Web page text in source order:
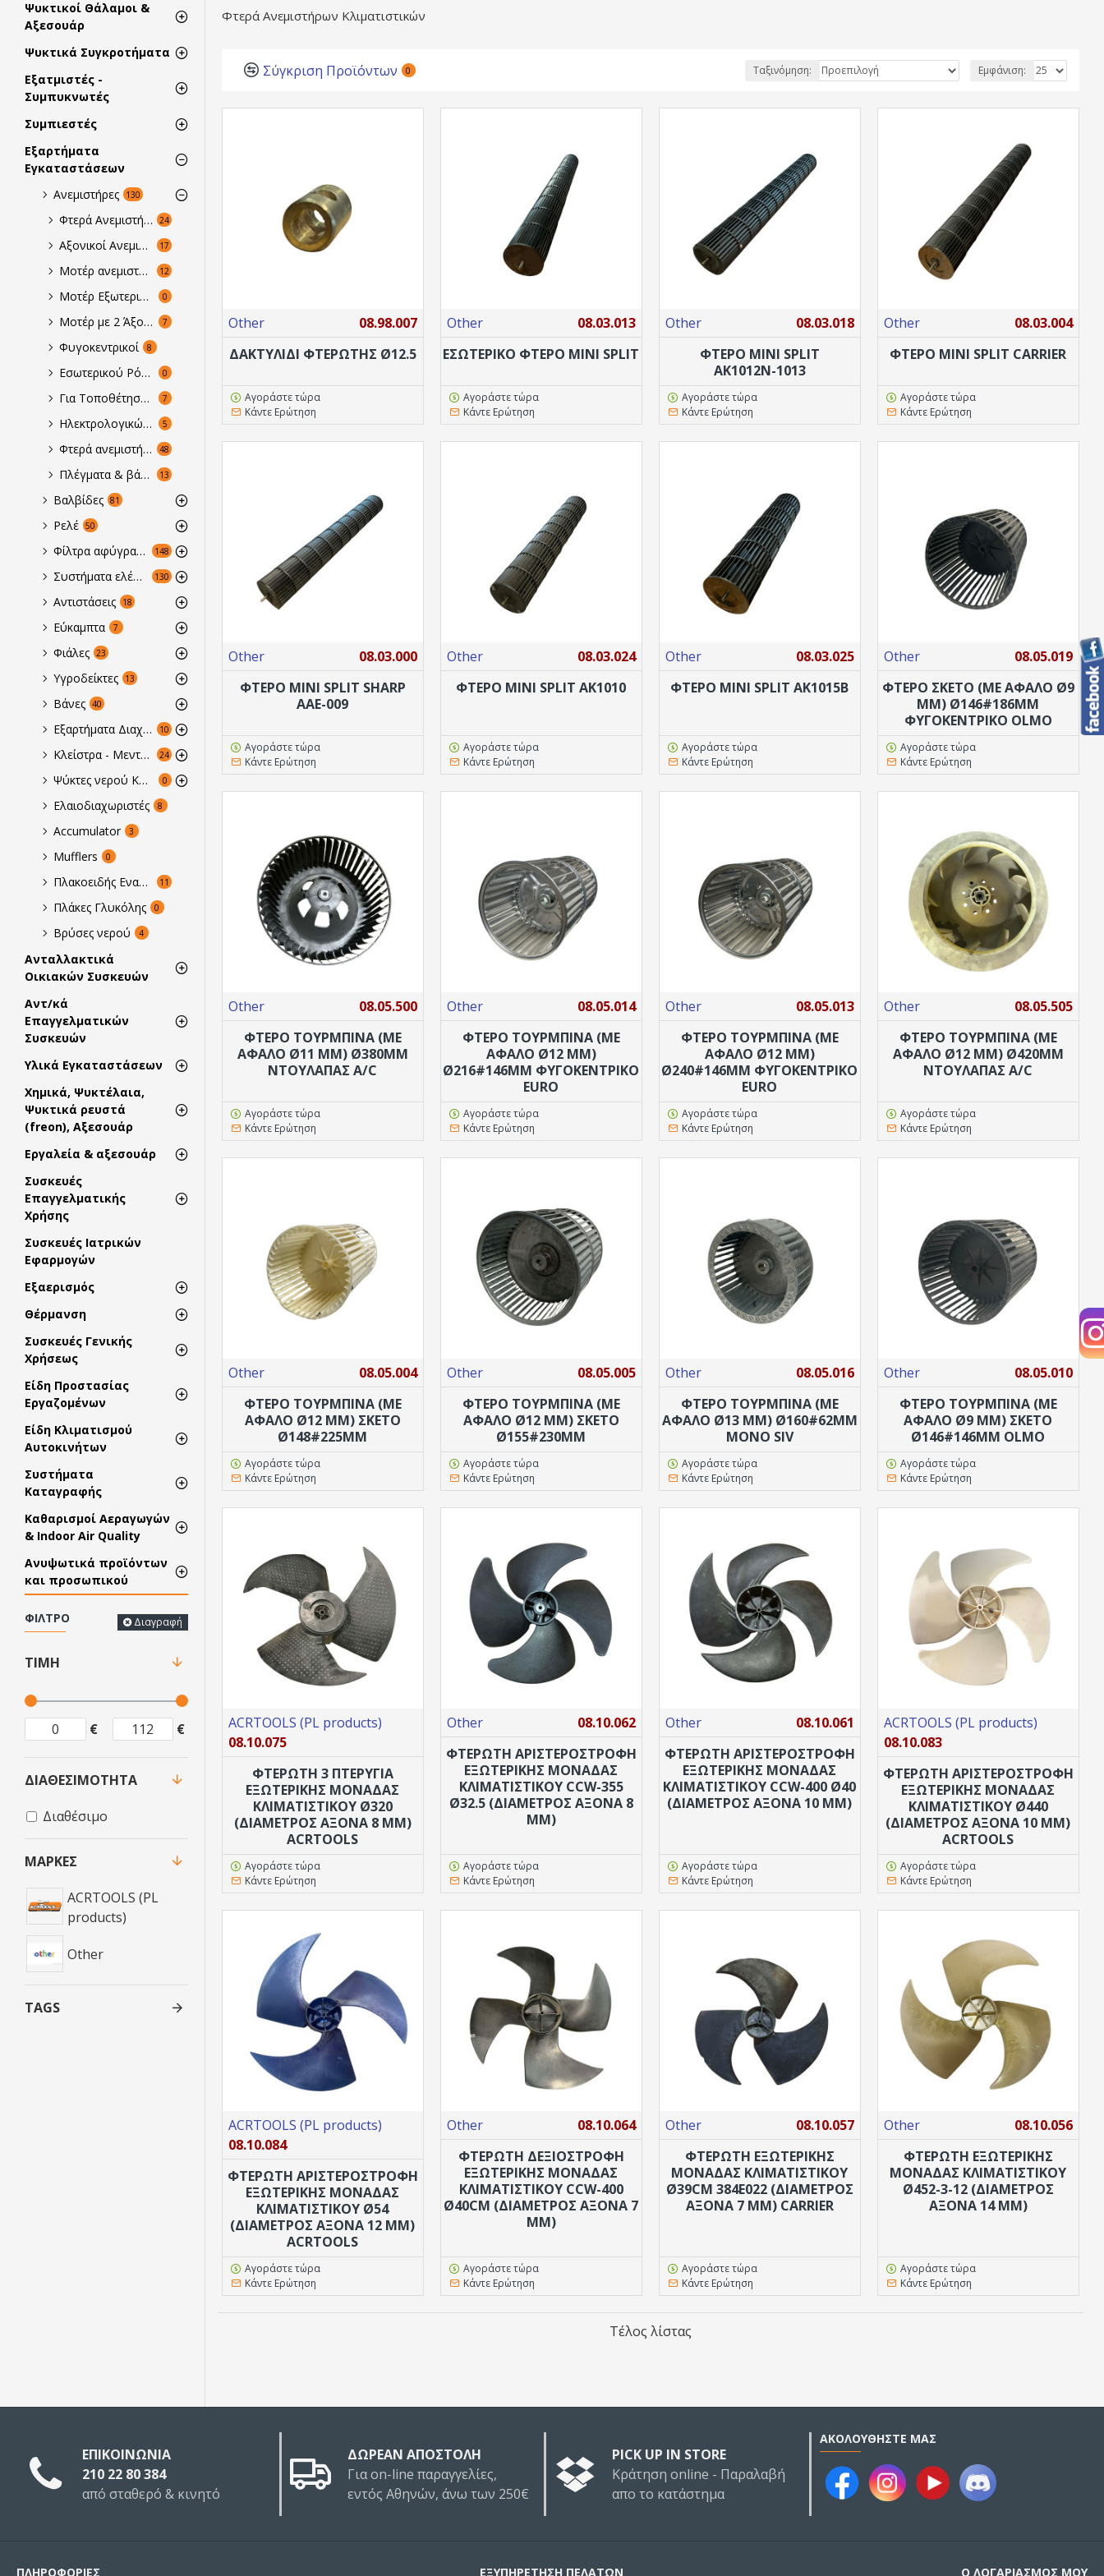
Ψυκτικοί Θάλαμοι &
Αξεσουάρ
Ψυκτικά Συγκροτήματα
Εξατμιστές -
Συμπυκνωτές
Συμπιεστές
Εξαρτήματα
Εγκαταστάσεων
Ανεμιστήρες
130
Φτερά Ανεμιστήρων Κλιματιστικών 24
Αξονικοί Ανεμιστήρες Εξωτερικού Ρότορος 17
Μοτέρ ανεμιστήρων ψύξης 12
Μοτέρ Εξωτερικών Μονάδων Κλιματισμού 0
Μοτέρ με 2 Άξονες Για Κλιματισμό & Εξαερισμό 7
Φυγοκεντρικοί 8
Εσωτερικού Ρότορος 0
Για Τοποθέτηση Σε Περιορισμένο Χώρο 7
Ηλεκτρολογικών πινάκων & computer room 5
Φτερά ανεμιστήρων ψύξης 48
Πλέγματα & βάσεις ανεμιστήρων ψύξης 13
Βαλβίδες 81
Ρελέ 50
Φίλτρα αφύγρανσης 148
Συστήματα ελέγχου λειτουργίας ... 130
Αντιστάσεις 18
Εύκαμπτα 7
Φιάλες 23
Υγροδείκτες 13
Βάνες 40
Εξαρτήματα Διαχείρισης Λαδιού Ψυκτικών Μονάδων 10
Κλείστρα - Μεντεσέδες 24
Ψύκτες νερού Καζανάκια 0
Ελαιοδιαχωριστές 8
Accumulator 3
Mufflers 0
Πλακοειδής Εναλλάκτες 11
Πλάκες Γλυκόλης 0
Βρύσες νερού 4
Ανταλλακτικά
Οικιακών Συσκευών
Αντ/κά
Επαγγελματικών
Συσκευών
Υλικά Εγκαταστάσεων
Χημικά, Ψυκτέλαια,
Ψυκτικά ρευστά
(freon), Αξεσουάρ
Εργαλεία & αξεσουάρ
Συσκευές
Επαγγελματικής
Χρήσης
Συσκευές Ιατρικών
Εφαρμογών
Εξαερισμός
Θέρμανση
Συσκευές Γενικής
Χρήσεως
Είδη Προστασίας
Εργαζομένων
Είδη Κλιματισμού
Αυτοκινήτων
Συστήματα
Καταγραφής
Καθαρισμοί Αεραγωγών
& Indoor Air Quality
Ανυψωτικά προϊόντων
και προσωπικού
ΦΊΛΤΡΟ Διαγραφή
ΤΙΜΉ
€ €
ΜΆΡΚΕΣ
ACRTOOLS (PL
products)
Other
TAGS
ΔΙΑΘΕΣΙΜΌΤΗΤΑ
Διαθέσιμο
Φτερά Ανεμιστήρων Κλιματιστικών
Σύγκριση Προϊόντων 0 Ταξινόμηση: Εμφάνιση:
Other
08.98.007
ΔΑΚΤΥΛΙΔΙ ΦΤΕΡΩΤΗΣ Ø12.5
Αγοράστε τώρα
Κάντε Ερώτηση
Other
08.03.013
ΕΣΩΤΕΡΙΚO ΦΤΕΡO ΜΙΝΙ SPLIT
Αγοράστε τώρα
Κάντε Ερώτηση
Other
08.03.018
ΦΤΕΡΟ MINI SPLIT
ΑΚ1012Ν-1013
Αγοράστε τώρα
Κάντε Ερώτηση
Other
08.03.004
ΦΤΕΡΟ ΜΙΝΙ SPLIT CARRIER
Αγοράστε τώρα
Κάντε Ερώτηση
Other
08.03.000
ΦΤΕΡΟ ΜΙΝΙ SPLIT SHARP
ΑΑΕ-009
Αγοράστε τώρα
Κάντε Ερώτηση
Other
08.03.024
ΦΤΕΡΟ ΜΙΝΙ SPLIT ΑΚ1010
Αγοράστε τώρα
Κάντε Ερώτηση
Other
08.03.025
ΦΤΕΡΟ ΜΙΝΙ SPLIT ΑΚ1015Β
Αγοράστε τώρα
Κάντε Ερώτηση
Other
08.05.019
ΦΤΕΡΟ ΣΚΕΤΟ (ΜΕ ΑΦΑΛΌ Ø9
MM) Ø146#186MM
ΦΥΓΟΚΕΝΤΡΙΚΌ OLMO
Αγοράστε τώρα
Κάντε Ερώτηση
Other
08.05.500
ΦΤΕΡΟ ΤΟΥΡΜΠΙΝΑ (ΜΕ
ΑΦΑΛΌ Ø11 MM) Ø380MM
ΝΤΟΥΛΆΠΑΣ A/C
Αγοράστε τώρα
Κάντε Ερώτηση
Other
08.05.014
ΦΤΕΡΟ ΤΟΥΡΜΠΙΝΑ (ΜΕ
ΑΦΑΛΌ Ø12 MM)
Ø216#146MM ΦΥΓΟΚΕΝΤΡΙΚΟ
EURO
Αγοράστε τώρα
Κάντε Ερώτηση
Other
08.05.013
ΦΤΕΡΟ ΤΟΥΡΜΠΙΝΑ (ΜΕ
ΑΦΑΛΌ Ø12 MM)
Ø240#146MM ΦΥΓΟΚΕΝΤΡΙΚΟ
EURO
Αγοράστε τώρα
Κάντε Ερώτηση
Other
08.05.505
ΦΤΕΡΟ ΤΟΥΡΜΠΙΝΑ (ΜΕ
ΑΦΑΛΌ Ø12 MM) Ø420MM
ΝΤΟΥΛΆΠΑΣ A/C
Αγοράστε τώρα
Κάντε Ερώτηση
Other
08.05.004
ΦΤΕΡΟ ΤΟΥΡΜΠΙΝΑ (ΜΕ
ΑΦΑΛΌ Ø12 MM) ΣΚΈΤΟ
Ø148#225MM
Αγοράστε τώρα
Κάντε Ερώτηση
Other
08.05.005
ΦΤΕΡΟ ΤΟΥΡΜΠΙΝΑ (ΜΕ
ΑΦΑΛΌ Ø12 MM) ΣΚΈΤΟ
Ø155#230MM
Αγοράστε τώρα
Κάντε Ερώτηση
Other
08.05.016
ΦΤΕΡΟ ΤΟΥΡΜΠΙΝΑ (ΜΕ
ΑΦΑΛΌ Ø13 MM) Ø160#62MM
ΜΟΝΌ SIV
Αγοράστε τώρα
Κάντε Ερώτηση
Other
08.05.010
ΦΤΕΡΟ ΤΟΥΡΜΠΙΝΑ (ΜΕ
ΑΦΑΛΌ Ø9 MM) ΣΚΈΤΟ
Ø146#146MM OLMO
Αγοράστε τώρα
Κάντε Ερώτηση
ACRTOOLS (PL products)
08.10.075
ΦΤΕΡΩΤΗ 3 ΠΤΕΡΥΓΙΑ
ΕΞΩΤΕΡΙΚΉΣ ΜΟΝΆΔΑΣ
ΚΛΙΜΑΤΙΣΤΙΚΟΎ Ø320
(ΔΙΆΜΕΤΡΟΣ ΆΞΟΝΑ 8 MM)
ACRTOOLS
Αγοράστε τώρα
Κάντε Ερώτηση
Other
08.10.062
ΦΤΕΡΩΤΗ ΑΡΙΣΤΕΡΌΣΤΡΟΦΗ
ΕΞΩΤΕΡΙΚΉΣ ΜΟΝΆΔΑΣ
ΚΛΙΜΑΤΙΣΤΙΚΟΎ CCW-355
Ø32.5 (ΔΙΆΜΕΤΡΟΣ ΆΞΟΝΑ 8
MM)
Αγοράστε τώρα
Κάντε Ερώτηση
Other
08.10.061
ΦΤΕΡΩΤΗ ΑΡΙΣΤΕΡΌΣΤΡΟΦΗ
ΕΞΩΤΕΡΙΚΉΣ ΜΟΝΆΔΑΣ
ΚΛΙΜΑΤΙΣΤΙΚΟΎ CCW-400 Ø40
(ΔΙΆΜΕΤΡΟΣ ΆΞΟΝΑ 10 MM)
Αγοράστε τώρα
Κάντε Ερώτηση
ACRTOOLS (PL products)
08.10.083
ΦΤΕΡΩΤΗ ΑΡΙΣΤΕΡΌΣΤΡΟΦΗ
ΕΞΩΤΕΡΙΚΉΣ ΜΟΝΆΔΑΣ
ΚΛΙΜΑΤΙΣΤΙΚΟΎ Ø440
(ΔΙΆΜΕΤΡΟΣ ΆΞΟΝΑ 10 MM)
ACRTOOLS
Αγοράστε τώρα
Κάντε Ερώτηση
ACRTOOLS (PL products)
08.10.084
ΦΤΕΡΩΤΗ ΑΡΙΣΤΕΡΌΣΤΡΟΦΗ
ΕΞΩΤΕΡΙΚΉΣ ΜΟΝΆΔΑΣ
ΚΛΙΜΑΤΙΣΤΙΚΟΎ Ø54
(ΔΙΆΜΕΤΡΟΣ ΆΞΟΝΑ 12 MM)
ACRTOOLS
Αγοράστε τώρα
Κάντε Ερώτηση
Other
08.10.064
ΦΤΕΡΩΤΗ ΔΕΞΙΌΣΤΡΟΦΗ
ΕΞΩΤΕΡΙΚΉΣ ΜΟΝΆΔΑΣ
ΚΛΙΜΑΤΙΣΤΙΚΟΎ CCW-400
Ø40CM (ΔΙΆΜΕΤΡΟΣ ΆΞΟΝΑ 7
MM)
Αγοράστε τώρα
Κάντε Ερώτηση
Other
08.10.057
ΦΤΕΡΩΤΗ ΕΞΩΤΕΡΙΚΉΣ
ΜΟΝΆΔΑΣ ΚΛΙΜΑΤΙΣΤΙΚΟΎ
Ø39CM 384E022 (ΔΙΆΜΕΤΡΟΣ
ΆΞΟΝΑ 7 MM) CARRIER
Αγοράστε τώρα
Κάντε Ερώτηση
Other
08.10.056
ΦΤΕΡΩΤΗ ΕΞΩΤΕΡΙΚΉΣ
ΜΟΝΆΔΑΣ ΚΛΙΜΑΤΙΣΤΙΚΟΎ
Ø452-3-12 (ΔΙΆΜΕΤΡΟΣ
ΆΞΟΝΑ 14 MM)
Αγοράστε τώρα
Κάντε Ερώτηση
Τέλος λίστας
ΕΠΙΚΟΙΝΩΝΙΑ
210 22 80 384
από σταθερό & κινητό
ΔΩΡΕΑΝ ΑΠΟΣΤΟΛΗ
Για on-line παραγγελίες,
εντός Αθηνών, άνω των 250€
PICK UP IN STORE
Κράτηση online - Παραλαβή
απο το κατάστημα
ΑΚΟΛΟΥΘΉΣΤΕ ΜΑΣ
ΠΛΗΡΟΦΟΡΙΕΣ ΕΞΥΠΗΡΕΤΗΣΗ ΠΕΛΑΤΩΝ Ο ΛΟΓΑΡΙΑΣΜΌΣ ΜΟΥ